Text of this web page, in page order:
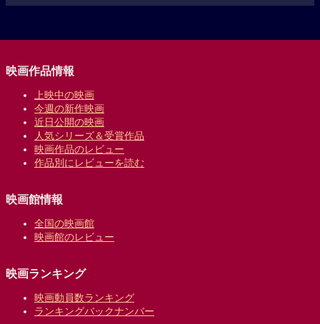
映画作品情報
上映中の映画
今週の新作映画
近日公開の映画
人気シリーズ＆受賞作品
映画作品のレビュー
作品別にレビューを読む
映画館情報
全国の映画館
映画館のレビュー
映画ランキング
映画動員数ランキング
ランキングバックナンバー